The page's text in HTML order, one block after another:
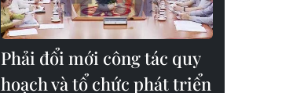
Phải đổi mới công tác quy
hoạch và tổ chức phát triển